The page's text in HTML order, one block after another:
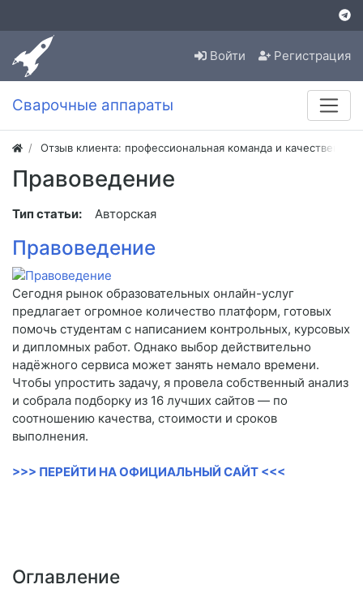
Войти Регистрация
Сварочные аппараты
Отзыв клиента: профессиональная команда и
Правоведение
Тип статьи: Авторская
Правоведение
Сегодня рынок образовательных онлайн-услуг
предлагает огромное количество платформ, готовых
помочь студентам с написанием контрольных, курсовых
и дипломных работ. Однако выбор действительно
надёжного сервиса может занять немало времени.
Чтобы упростить задачу, я провела собственный анализ
и собрала подборку из 16 лучших сайтов — по
соотношению качества, стоимости и сроков
выполнения.
>>> ПЕРЕЙТИ НА ОФИЦИАЛЬНЫЙ САЙТ <<<
Оглавление